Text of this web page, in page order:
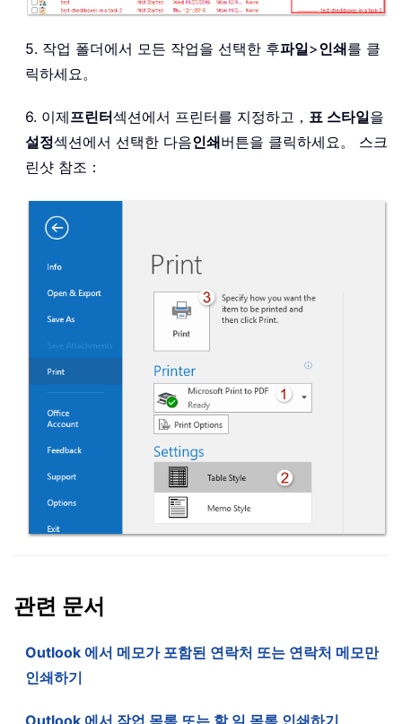
5. 작업 폴더에서 모든 작업을 선택한 후파일>인쇄를 클
릭하세요。
6. 이제프린터섹션에서 프린터를 지정하고， 표 스타일을
설정섹션에서 선택한 다음인쇄버튼을 클릭하세요。 스크
린샷 참조：
관련 문서
Outlook 에서 메모가 포함된 연락처 또는 연락처 메모만
인쇄하기
Outlook 에서 작업 목록 또는 할 일 목록 인쇄하기